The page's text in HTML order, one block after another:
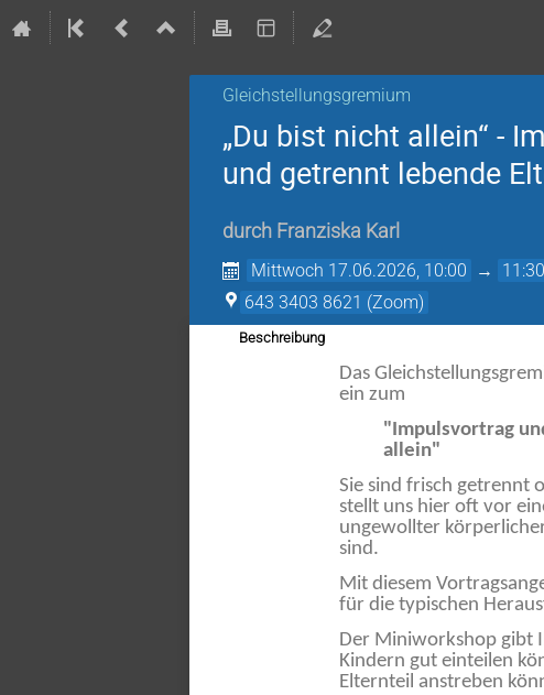
Gleichstellungsgremium
„Du bist nicht allein“ -
und getrennt lebende
durch Franziska Karl
Mittwoch 17.06.2026, 10:00 → 11:30
643 3403 8621 (Zoom)
Beschreibung
Das
ein zum
"Impulsvortrag
allein"
Sie sind frisch getrennt
stellt uns hier oft vor
ungewollter
sind.
Mit diesem
für die typischen
Der Miniworkshop gibt
Kindern gut einteilen
Elternteil anstreben